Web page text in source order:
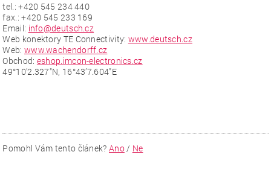
tel.: +420 545 234 440
fax.: +420 545 233 169
Email: info@deutsch.cz
Web konektory TE Connectivity: www.deutsch.cz
Web: www.wachendorff.cz
Obchod: eshop.imcon-electronics.cz
49°10’2.327″N, 16°43’7.604″E
Pomohl Vám tento článek? Ano/ Ne